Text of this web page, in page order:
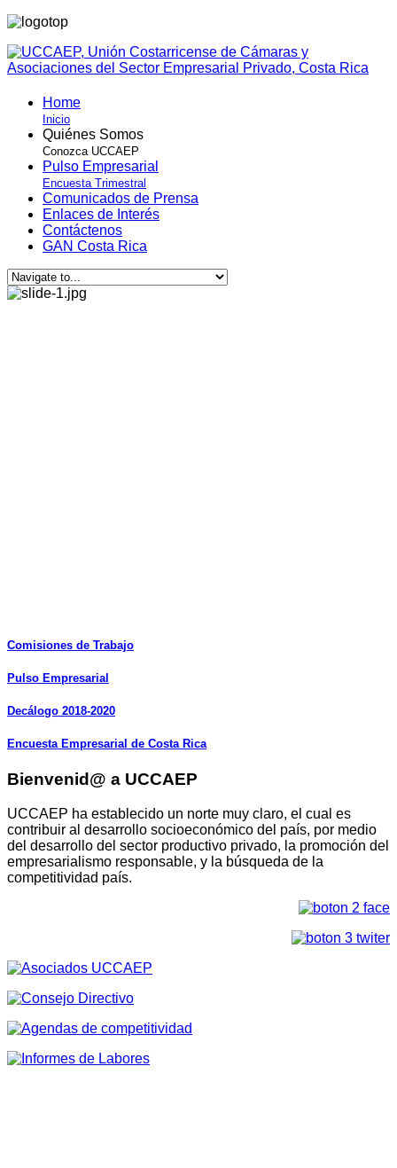
Home
Inicio
Quiénes Somos
Conozca UCCAEP
Pulso Empresarial
Encuesta Trimestral
Comunicados de Prensa
Enlaces de Interés
Contáctenos
GAN Costa Rica
Comisiones de Trabajo
Pulso Empresarial
Decálogo 2018-2020
Encuesta Empresarial de Costa Rica
Bienvenid@ a UCCAEP
UCCAEP ha establecido un norte muy claro, el cual es
contribuir al desarrollo socioeconómico del país, por medio
del desarrollo del sector productivo privado, la promoción del
empresarialismo responsable, y la búsqueda de la
competitividad país.